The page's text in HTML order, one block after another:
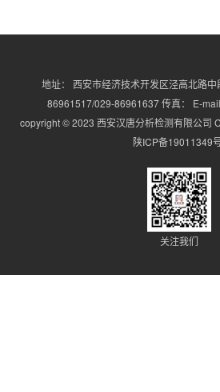
地址： 西安市经济技术开发区泾高北路
86961517/029-86961637 传真： E-
copyright © 2023 西安汉唐分析检测有限公司
陕ICP备19011349
关注我们